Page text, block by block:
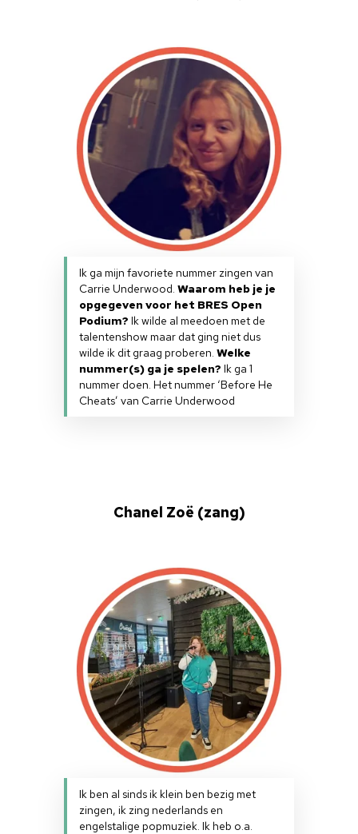
Ik ga mijn favoriete nummer zingen van
Carrie Underwood.Waarom heb je je
opgegeven voor het BRES Open
Podium? Ik wilde al meedoen met de
talentenshow maar dat ging niet dus
wilde ik dit graag proberen.Welke
nummer(s) ga je spelen? Ik ga 1
nummer doen. Het nummer ‘Before He
Cheats’ van Carrie Underwood
Chanel Zoë (zang)
Ik ben al sinds ik klein ben bezig met
zingen, ik zing nederlands en
engelstalige popmuziek. Ik heb o.a.
Home
Cultuuragenda
Voor
Cultuur op school
Over ons
Nieuwsbrief
Doneren